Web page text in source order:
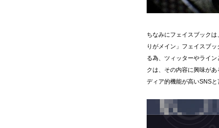
ちなみにフェイスブック
りがメイン」フェイスブ
る為、ツィッターやライ
クは、その内容に興味が
ディア的機能が高いSNS